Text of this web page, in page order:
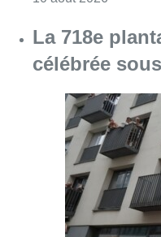
09 août 2026
Partager l'article
Facebook
Twitter WhatsApp
Share